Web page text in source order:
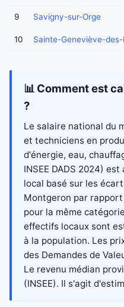
9 Savigny-sur-Orge
10 Sainte-Geneviève-des-
📊 Comment est
?
Le salaire national du
et techniciens en
d'énergie, eau,
INSEE DADS 2024)
local basé sur les
Montgeron par
pour la même
effectifs locaux sont
à la population. Les
des Demandes de
Le revenu médian
(INSEE). Il s'agit